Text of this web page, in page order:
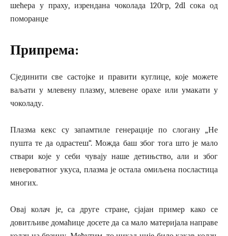
шећера у праху, изрендана чоколада 120гр, 2dl сока од
поморанџе
Припрема:
Сјединити све састојке и правити куглице, које можете
ваљати у млевену плазму, млевене орахе или умакати у
чоколаду.
Плазма кекс су запамтиле генерације по слогану „Не
пушта те да одрастеш“. Можда баш због тога што је мало
ствари које у себи чувају наше детињство, али и због
невероватног укуса, плазма је остала омиљена посластица
многих.
Овај колач је, са друге стране, сјајан пример како се
довитљиве домаћице досете да са мало материјала направе